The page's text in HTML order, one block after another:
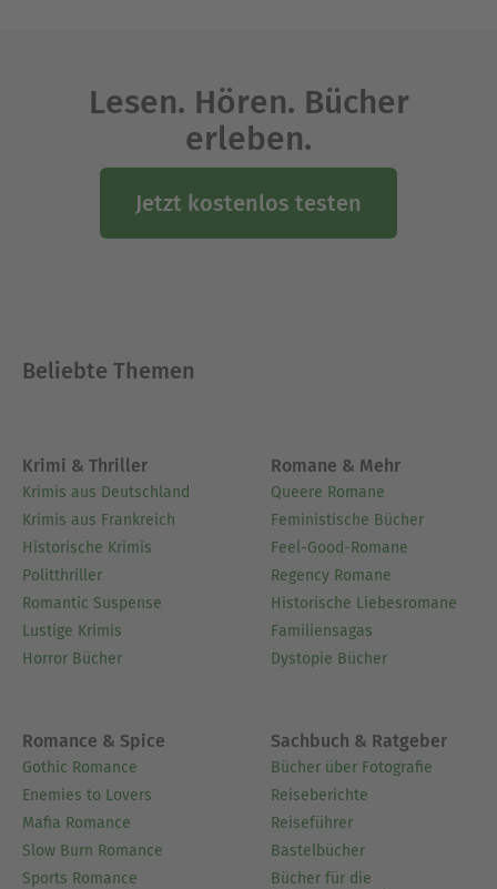
Lesen. Hören. Bücher
erleben.
Jetzt kostenlos testen
Beliebte Themen
Krimi & Thriller
Krimis aus Deutschland
Krimis aus Frankreich
Historische Krimis
Politthriller
Romantic Suspense
Lustige Krimis
Horror Bücher
Romane & Mehr
Queere Romane
Feministische Bücher
Feel-Good-Romane
Regency Romane
Historische Liebesromane
Familiensagas
Dystopie Bücher
Romance & Spice
Gothic Romance
Enemies to Lovers
Mafia Romance
Slow Burn Romance
Sports Romance
Sachbuch & Ratgeber
Bücher über Fotografie
Reiseberichte
Reiseführer
Bastelbücher
Bücher für die